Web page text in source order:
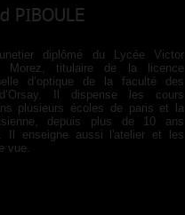
PIBOULE
diplômé du Lycée Victor
Morez, titulaire de la licence
d’optique de la faculté des
Il dispense les cours
plusieurs écoles de paris et la
depuis plus de 10 ans
Il enseigne aussi l'atelier et les
vue.